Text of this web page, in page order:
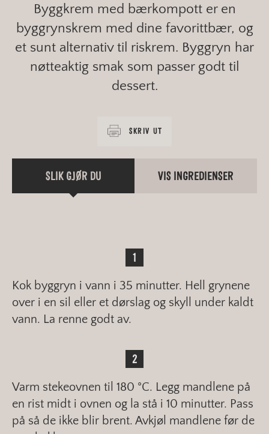
Byggkrem med bærkompott er en
byggrynskrem med dine favorittbær, og
et sunt alternativ til riskrem. Byggryn har
nøtteaktig smak som passer godt til
dessert.
SKRIV UT
SLIK GJØR DU VIS INGREDIENSER
Kok byggryn i vann i 35 minutter. Hell grynene
over i en sil eller et dørslag og skyll under kaldt
vann. La renne godt av.
Varm stekeovnen til 180 °C. Legg mandlene på
en rist midt i ovnen og la stå i 10 minutter. Pass
på så de ikke blir brent. Avkjøl mandlene før de